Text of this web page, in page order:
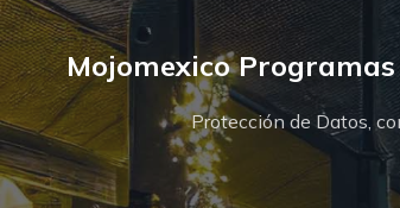
Mojomexico Programas
Protección de Datos,